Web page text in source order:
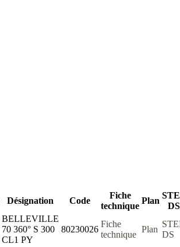
Désignation Code
Fiche
technique
Plan
DS
BELLEVILLE
70 360° S 300
CL1 PY
80230026
Fiche
technique
Plan
DS